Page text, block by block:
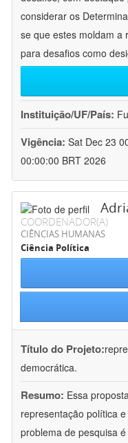
considerar os
se que estes moldam a
para desafios como
Instituição/UF/País:
Vigência: Sat Dec 23
00:00:00 BRT 2026
COORDENADOR(A)
CIÊNCIAS HUMANAS
Ciência Política
Título do Projeto:
democrática.
Resumo: Essa
representação política
problema de pesquisa